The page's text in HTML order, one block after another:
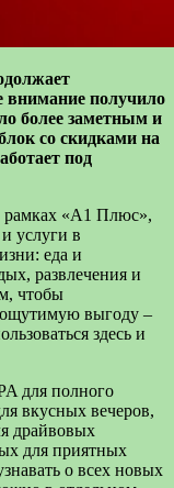
внимание получило
более заметным и
со скидками на
под
рамках «А1 Плюс»,
услуги в
еда и
развлечения и
чтобы
ощутимую выгоду –
здесь и
для полного
вкусных вечеров,
драйвовых
для приятных
о всех новых